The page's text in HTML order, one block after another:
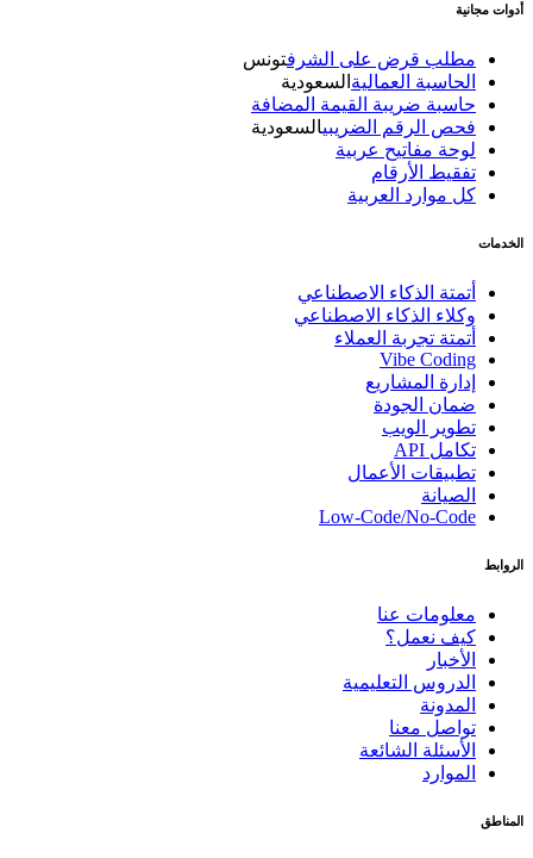
أدوات مجانية
مطلب قرض على الشرف تونس
الحاسبة العماليةالسعودية
حاسبة ضريبة القيمة المضافة
فحص الرقم الضريبيالسعودية
لوحة مفاتيح عربية
تفقيط الأرقام
كل موارد العربية
الخدمات
أتمتة الذكاء الاصطناعي
وكلاء الذكاء الاصطناعي
أتمتة تجربة العملاء
Vibe Coding
إدارة المشاريع
ضمان الجودة
تطوير الويب
تكامل API
تطبيقات الأعمال
الصيانة
Low-Code/No-Code
الروابط
معلومات عنا
كيف نعمل؟
الأخبار
الدروس التعليمية
المدونة
تواصل معنا
الأسئلة الشائعة
الموارد
المناطق